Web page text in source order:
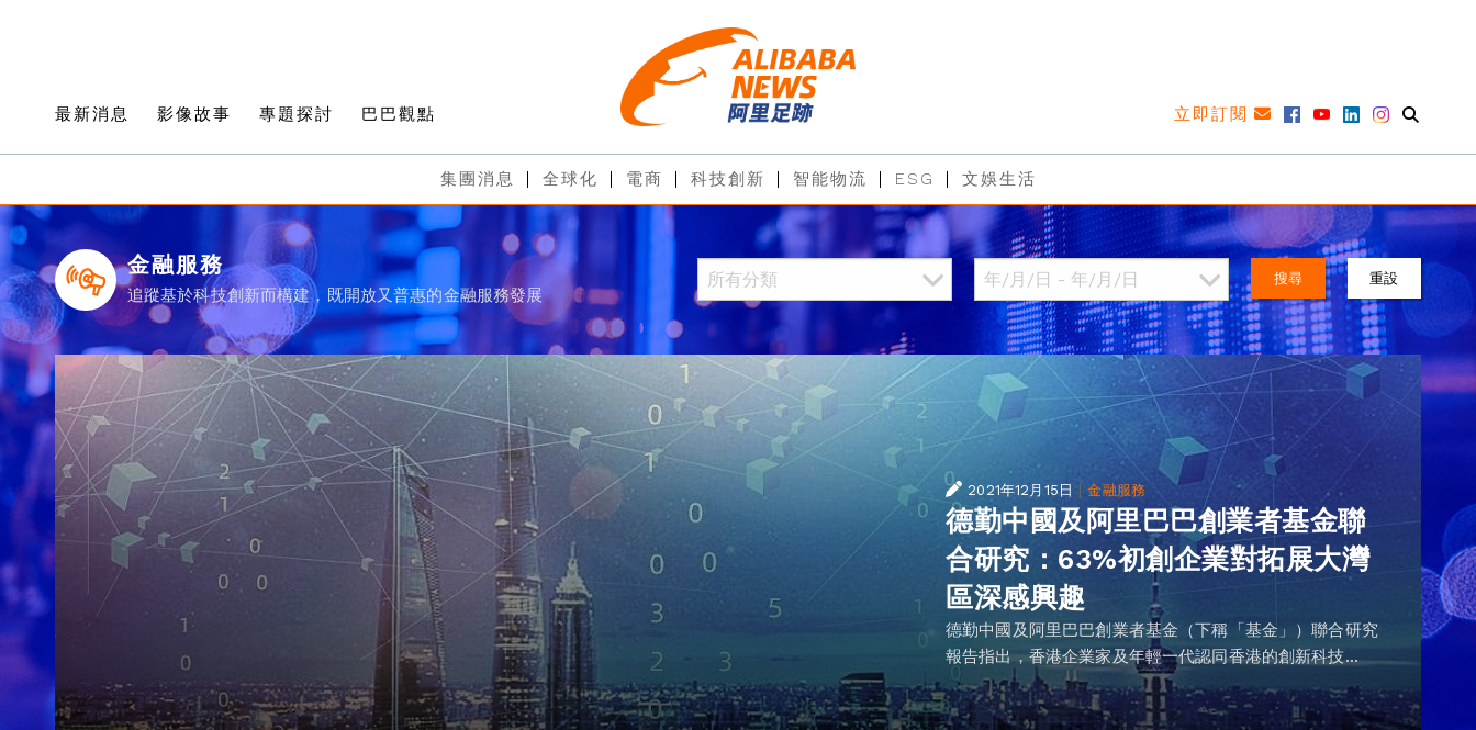
最新消息 影像故事 專題探討 巴巴觀點 立即訂閱
集團消息 全球化 電商 科技創新 智能物流 ESG 文娛生活
金融服務
追蹤基於科技創新而構建，既開放又普惠的金融服務發展
搜尋 重設
2021年12月15日 |金融服務
德勤中國及阿里巴巴創業者基金聯
合研究：63%初創企業對拓展大灣
區深感興趣
德勤中國及阿里巴巴創業者基金（下稱「基金」）聯合研究
報告指出，香港企業家及年輕一代認同香港的創新科技...